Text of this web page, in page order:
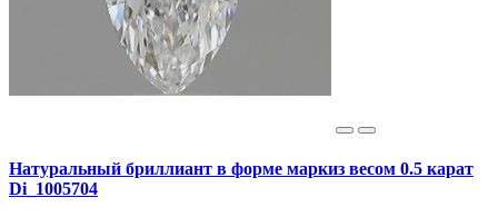
Натуральный бриллиант в форме маркиз весом 0.5 карат
Di_1005704